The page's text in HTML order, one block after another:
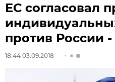
ЕС согласовал
против России
18:44 03.09.2018